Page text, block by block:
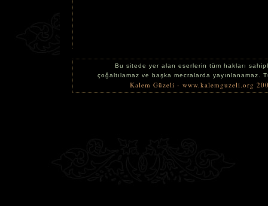
Bu sitede yer alan eserlerin tüm hakları
çoğaltılamaz ve başka mecralarda yayınlanamaz.
Kalem Güzeli - www.kalemguzeli.org